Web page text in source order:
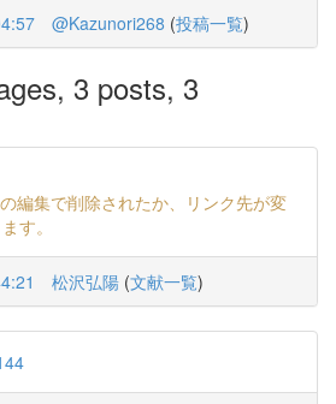
@Kazunori268 (投稿一覧)
3 posts, 3
の編集で削除されたか、リンク先が変
す。
松沢弘陽 (文献一覧)